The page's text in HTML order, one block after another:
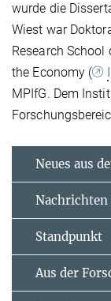
wurde die
Wiest war
Research
the Economy (
MPIfG. Dem
Neues aus
Nachrichten
Standpunkt
Aus der